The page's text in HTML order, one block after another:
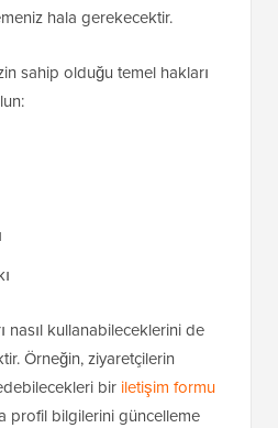
hala gerekecektir.
sahip olduğu temel hakları
nasıl kullanabileceklerini de
Örneğin, ziyaretçilerin
bir iletişim formu
profil bilgilerini güncelleme